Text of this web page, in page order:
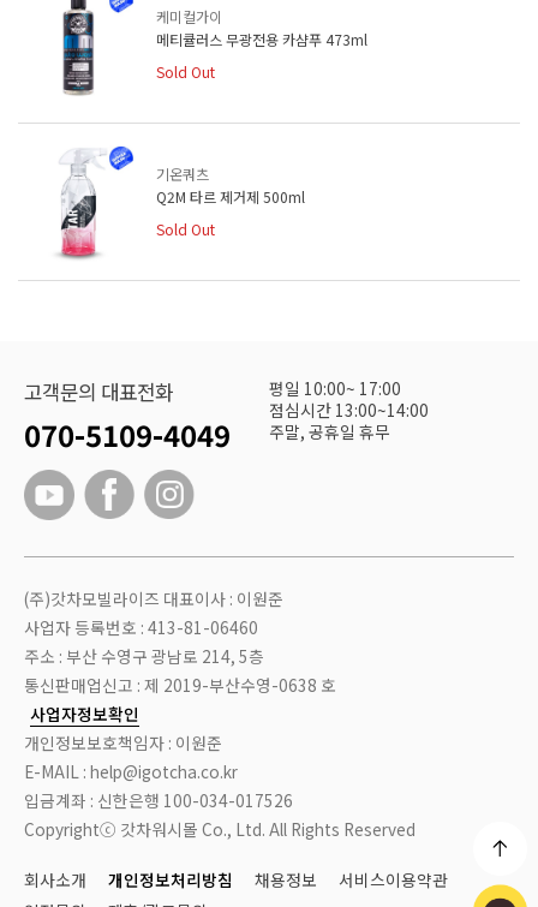
케미컬가이
메티큘러스 무광전용 카샴푸 473ml
Sold Out
기온쿼츠
Q2M 타르 제거제 500ml
Sold Out
고객문의 대표전화
070-5109-4049
평일 10:00~ 17:00
점심시간 13:00~14:00
주말, 공휴일 휴무
(주)갓차모빌라이즈 대표이사 : 이원준
사업자 등록번호 : 413-81-06460
주소 : 부산 수영구 광남로 214, 5층
통신판매업신고 : 제 2019-부산수영-0638 호
사업자정보확인
개인정보보호책임자 : 이원준
E-MAIL : help@igotcha.co.kr
입금계좌 : 신한은행 100-034-017526
Copyrightⓒ 갓차워시몰 Co., Ltd. All Rights Reserved
회사소개 개인정보처리방침 채용정보
서비스이용약관